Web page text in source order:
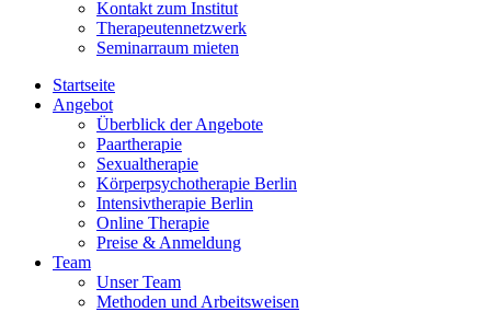
Kontakt zum Institut
Therapeutennetzwerk
Seminarraum mieten
Startseite
Angebot
Überblick der Angebote
Paartherapie
Sexualtherapie
Körperpsychotherapie Berlin
Intensivtherapie Berlin
Online Therapie
Preise & Anmeldung
Team
Unser Team
Methoden und Arbeitsweisen